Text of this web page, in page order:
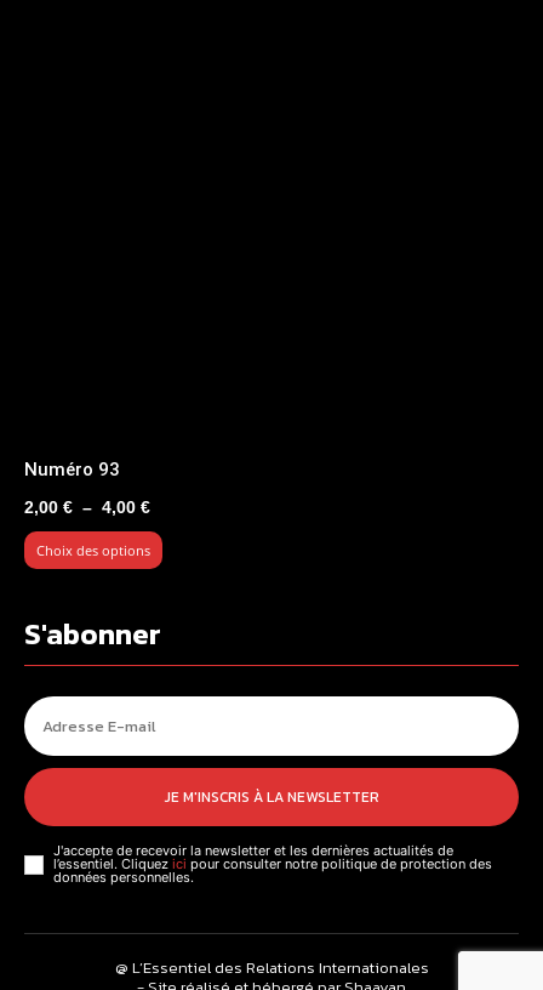
Numéro 93
2,00 € – 4,00 €Plage
de
prix :
4,00 €
Choix des options
S'abonner
JE M'INSCRIS À LA NEWSLETTER
J'accepte de recevoir la newsletter et les dernières actualités de
l’essentiel. Cliquez ici pour consulter notre politique de protection des
données personnelles.
@ L’Essentiel des Relations Internationales